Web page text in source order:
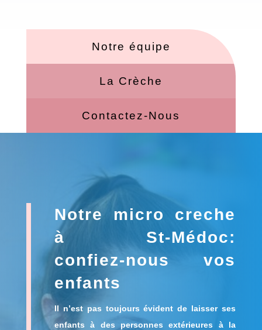
Notre équipe
La Crèche
Contactez-Nous
Notre micro creche
à St-Médoc:
confiez-nous vos
enfants
Il n’est pas toujours évident de laisser ses
enfants à des personnes extérieures à la